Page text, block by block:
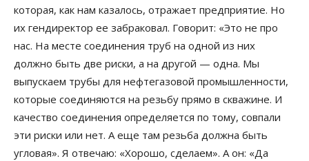
которая, как нам казалось, отражает предприятие. Но
их гендиректор ее забраковал. Говорит: «Это не про
нас. На месте соединения труб на одной из них
должно быть две риски, а на другой — одна. Мы
выпускаем трубы для нефтегазовой промышленности,
которые соединяются на резьбу прямо в скважине. И
качество соединения определяется по тому, совпали
эти риски или нет. А еще там резьба должна быть
угловая». Я отвечаю: «Хорошо, сделаем». А он: «Да